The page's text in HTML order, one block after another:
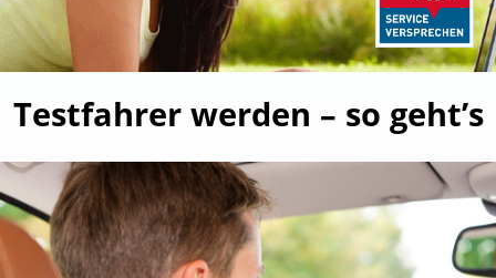
Testfahrer werden – so geht’s